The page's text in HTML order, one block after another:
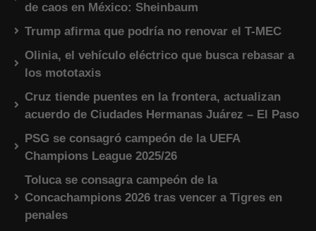
de caos en México: Sheinbaum
Trump afirma que podría no renovar el T-MEC
Olinia, el vehículo eléctrico que busca rebasar a
los mototaxis
Cruz tiende puentes en la frontera, actualizan
acuerdo de Ciudades Hermanas Juárez – El Paso
PSG se consagró campeón de la UEFA
Champions League 2025/26
Toluca se consagra campeón de la
Concachampions 2026 tras vencer a Tigres en
penales